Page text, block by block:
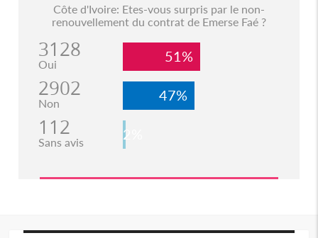
Côte d'Ivoire: Etes-vous surpris par le non-
renouvellement du contrat de Emerse Faé ?
3128
Oui 51%
2902
Non 47%
112
Sans avis 2%